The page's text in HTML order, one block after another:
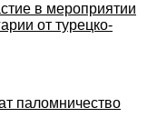
в мероприятии
от турецко-
паломничество